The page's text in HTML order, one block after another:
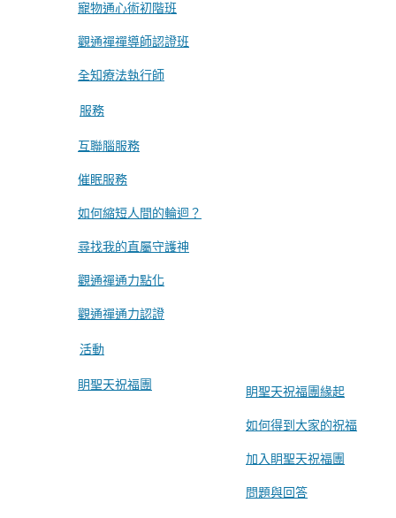
寵物通心術初階班
觀通禪禪導師認證班
全知療法執行師
服務
互聯腦服務
催眠服務
如何縮短人間的輪迴？
尋找我的直屬守護神
觀通禪通力點化
觀通禪通力認證
活動
眀聖天祝福團 眀聖天祝福團緣起
如何得到大家的祝福
加入眀聖天祝福團
問題與回答